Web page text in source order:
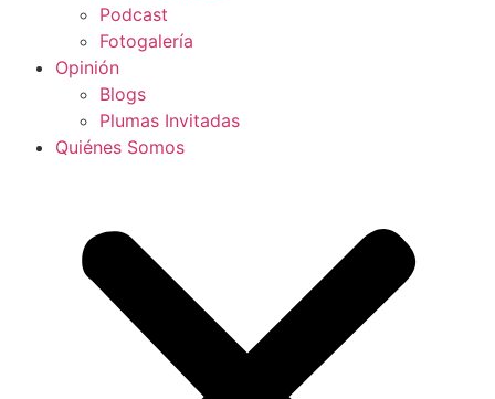
Podcast
Fotogalería
Opinión
Blogs
Plumas Invitadas
Quiénes Somos